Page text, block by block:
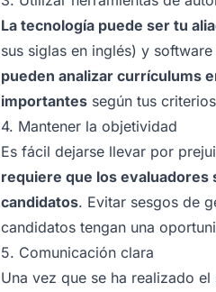
La tecnología puede ser tu
sus siglas en inglés) y
pueden analizar currículums
importantes según tus
4. Mantener la objetividad
Es fácil dejarse llevar por
requiere que los evaluadores
candidatos. Evitar sesgos de
candidatos tengan una
5. Comunicación clara
Una vez que se ha realizado